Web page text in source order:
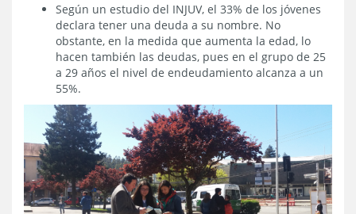
Según un estudio del INJUV, el 33% de los jóvenes
declara tener una deuda a su nombre. No
obstante, en la medida que aumenta la edad, lo
hacen también las deudas, pues en el grupo de 25
a 29 años el nivel de endeudamiento alcanza a un
55%.